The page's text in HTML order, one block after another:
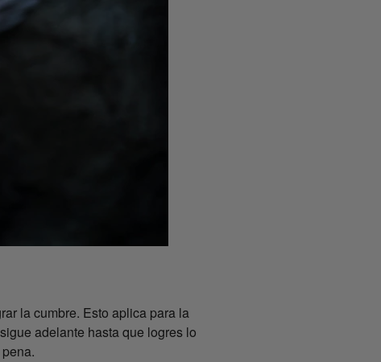
la cumbre. Esto aplica para la
adelante hasta que logres lo